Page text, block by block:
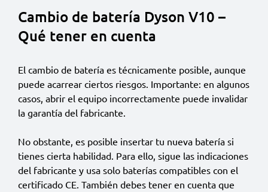
Cambio de batería Dyson V10 –
Qué tener en cuenta
El cambio de batería es técnicamente posible, aunque
puede acarrear ciertos riesgos. Importante: en algunos
casos, abrir el equipo incorrectamente puede invalidar
la garantía del fabricante.
No obstante, es posible insertar tu nueva batería si
tienes cierta habilidad. Para ello, sigue las indicaciones
del fabricante y usa solo baterías compatibles con el
certificado CE. También debes tener en cuenta que